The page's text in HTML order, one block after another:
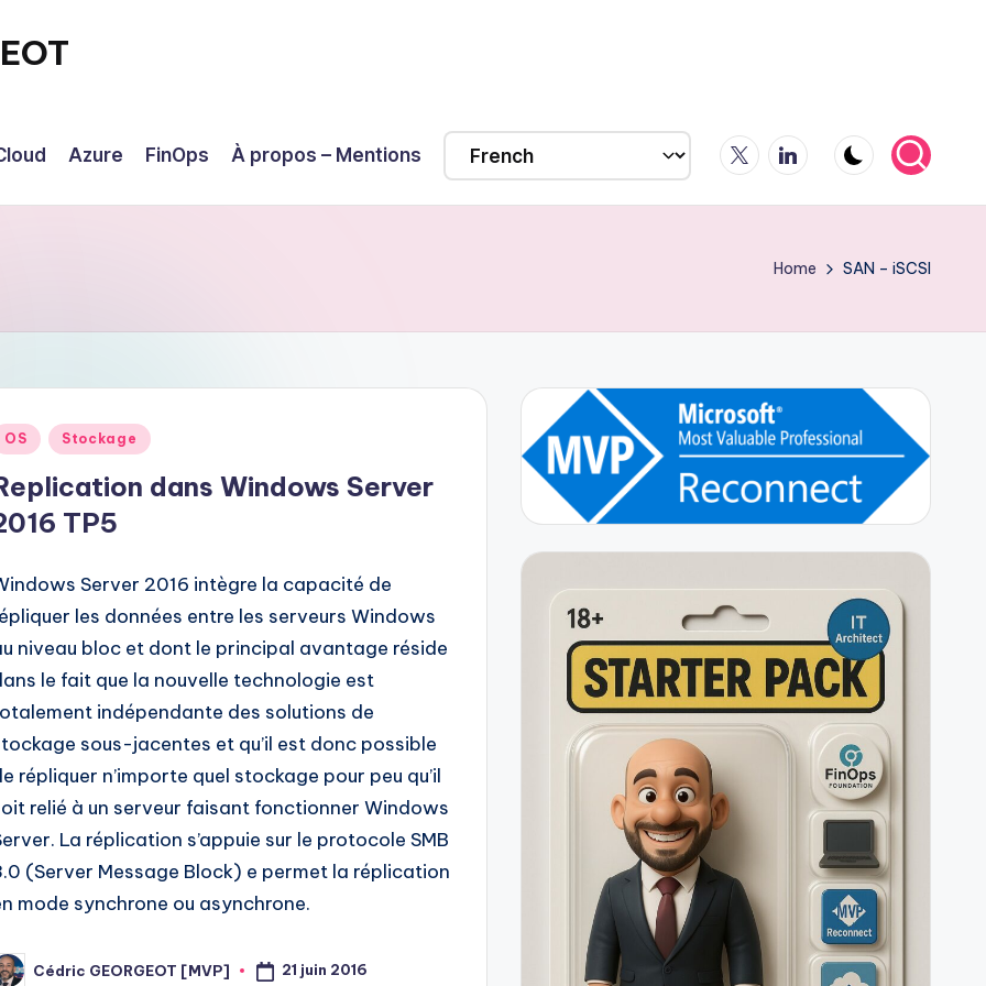
Azure FinOps À propos – Mentions X LinkedIn
Home SAN – iSCSI
OS Stockage
dans Windows Server
TP5
Server 2016 intègre la capacité de
les données entre les serveurs Windows
niveau bloc et dont le principal avantage réside
le fait que la nouvelle technologie est
indépendante des solutions de
sous-jacentes et qu’il est donc possible
répliquer n’importe quel stockage pour peu qu’il
relié à un serveur faisant fonctionner Windows
La réplication s’appuie sur le protocole SMB
(Server Message Block) e permet la réplication
mode synchrone ou asynchrone.
Cédric GEORGEOT [MVP] 21 juin 2016